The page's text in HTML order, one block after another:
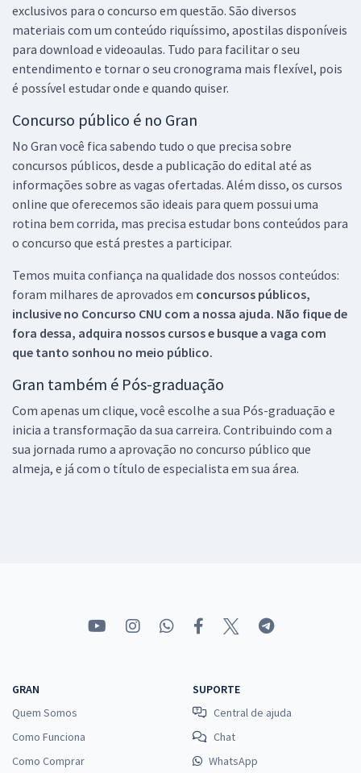
exclusivos para o concurso em questão. São diversos
materiais com um conteúdo riquíssimo, apostilas disponíveis
para download e videoaulas. Tudo para facilitar o seu
entendimento e tornar o seu cronograma mais flexível, pois
é possível estudar onde e quando quiser.
Concurso público é no Gran
No Gran você fica sabendo tudo o que precisa sobre
concursos públicos, desde a publicação do edital até as
informações sobre as vagas ofertadas. Além disso, os cursos
online que oferecemos são ideais para quem possui uma
rotina bem corrida, mas precisa estudar bons conteúdos para
o concurso que está prestes a participar.
Temos muita confiança na qualidade dos nossos conteúdos:
foram milhares de aprovados em concursos públicos,
inclusive no Concurso CNU com a nossa ajuda. Não fique de
fora dessa, adquira nossos cursos e busque a vaga com
que tanto sonhou no meio público.
Gran também é Pós-graduação
Com apenas um clique, você escolhe a sua Pós-graduação e
inicia a transformação da sua carreira. Contribuindo com a
sua jornada rumo a aprovação no concurso público que
almeja, e já com o título de especialista em sua área.
GRAN
Quem Somos
Como Funciona
Como Comprar
SUPORTE
Central de ajuda
Chat
WhatsApp